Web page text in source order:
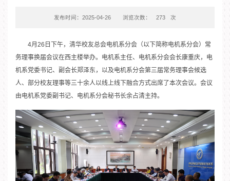
发布时间：2025-04-26 浏览次数： 273 次
4月26日下午，清华校友总会电机系分会（以下简称电机系分会）常
务理事换届会议在西主楼举办。电机系主任、电机系分会会长康重庆，电
机系党委书记、副会长郑泽东，以及电机系分会第三届常务理事会候选
人、部分校友理事等三十余人以线上线下融合方式出席了本次会议。会议
由电机系党委副书记、电机系分会秘书长余占清主持。